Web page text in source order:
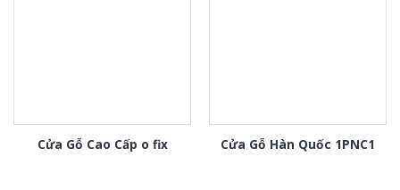
Cửa Gỗ Cao Cấp o fix Cửa Gỗ Hàn Quốc 1PNC1